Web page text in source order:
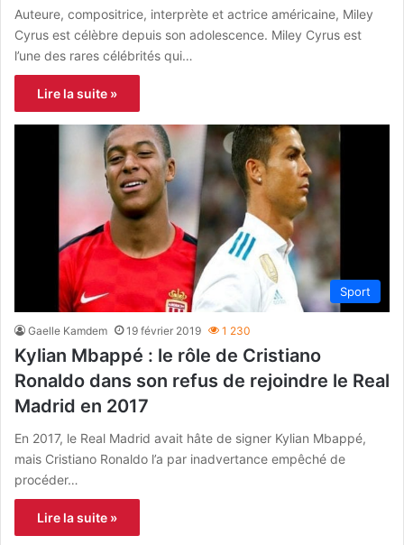
Auteure, compositrice, interprète et actrice américaine, Miley
Cyrus est célèbre depuis son adolescence. Miley Cyrus est
l’une des rares célébrités qui…
Lire la suite »
Sport
Gaelle Kamdem 19 février 2019 1 230
Kylian Mbappé : le rôle de Cristiano
Ronaldo dans son refus de rejoindre le Real
Madrid en 2017
En 2017, le Real Madrid avait hâte de signer Kylian Mbappé,
mais Cristiano Ronaldo l’a par inadvertance empêché de
procéder…
Lire la suite »